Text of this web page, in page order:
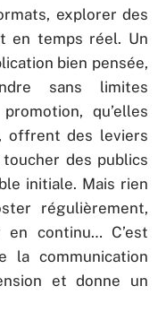
explorer des
en temps réel. Un
bien pensée,
sans limites
qu’elles
offrent des leviers
des publics
initiale. Mais rien
régulièrement,
continu… C’est
la communication
et donne un